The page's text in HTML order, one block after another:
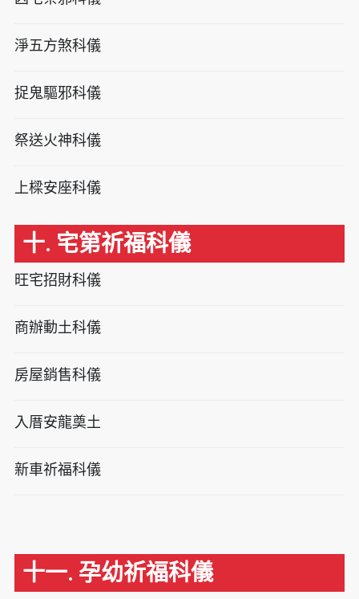
淨五方煞科儀
捉鬼驅邪科儀
祭送火神科儀
上樑安座科儀
十. 宅第祈福科儀
旺宅招財科儀
商辦動土科儀
房屋銷售科儀
入厝安龍奠土
新車祈福科儀
十一. 孕幼祈福科儀